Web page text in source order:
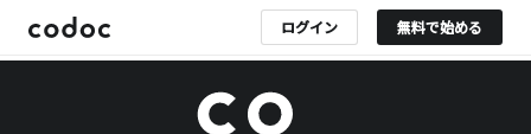
ログイン 無料で始める